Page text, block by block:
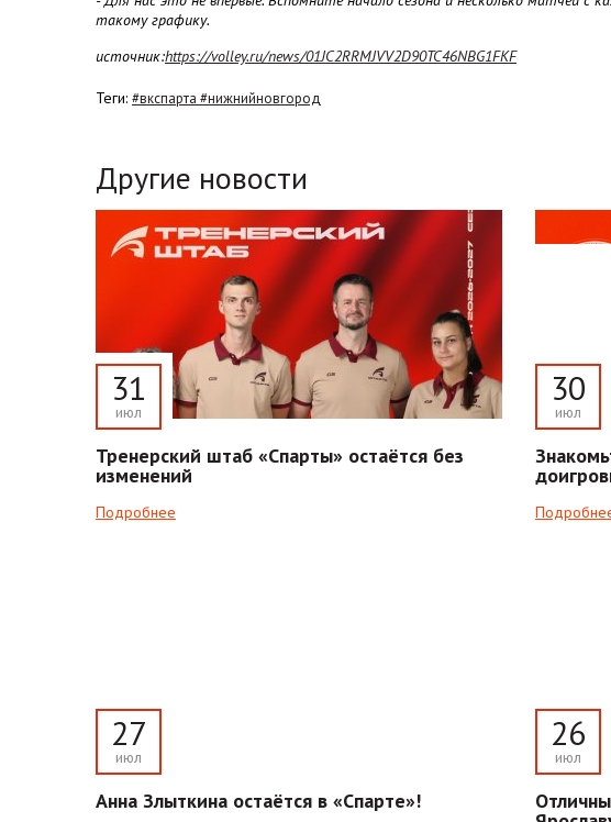
такому графику.
источник:https://volley.ru/news/01JC2RRMJVV2D90TC46NBG1FKF
Теги: #вкспарта #нижнийновгород
Другие новости
31
июл
Тренерский штаб «Спарты» остаётся без
изменений
Подробнее
30
июл
27
июл
Анна Злыткина остаётся в «Спарте»!
26
июл